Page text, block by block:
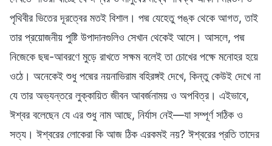
পৃথিবীর ভিতের দূরত্বের মতই বিশাল। পদ্ম যেহেতু পঙ্ক থেকে আগত, তাই
তার প্রয়োজনীয় পুষ্টি উপাদানগুলিও সেখান থেকেই আসে। আসলে, পদ্ম
নিজেকে ছদ্ম-আবরণে মুড়ে রাখতে সক্ষম বলেই তা চোখের পক্ষে মনোহর হয়ে
ওঠে। অনেকেই শুধু পদ্মের নয়নাভিরাম বহিরঙ্গই দেখে, কিন্তু কেউই দেখে না
যে তার অভ্যন্তরে লুক্কায়িত জীবন আবর্জনাময় ও অপবিত্র। এইভাবে,
ঈশ্বর বলেছেন যে এর শুধু নাম আছে, নির্যাস নেই—যা সম্পূর্ণ সঠিক ও
সত্য। ঈশ্বরের লোকেরা কি আজ ঠিক এরকমই নয়? ঈশ্বরের প্রতি তাদের